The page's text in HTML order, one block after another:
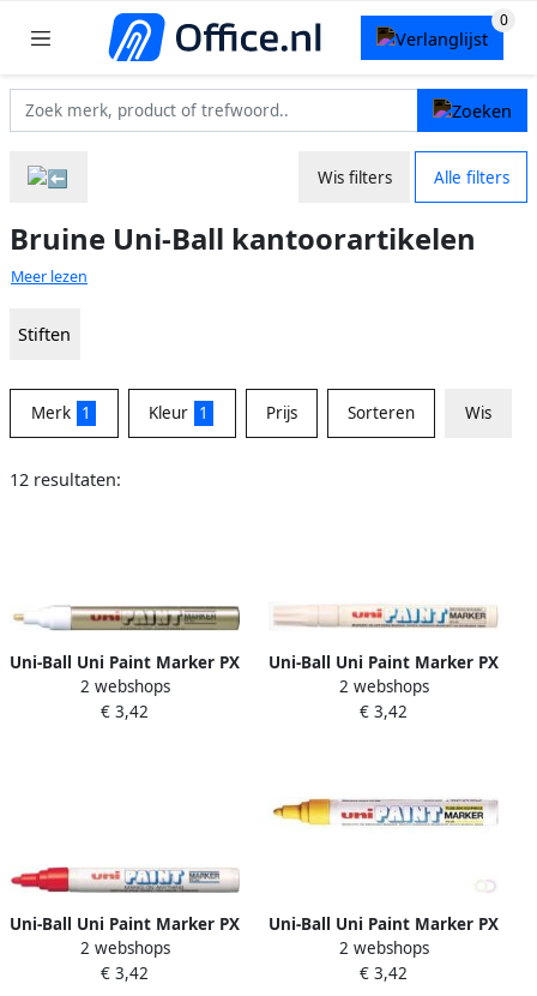
Wis filters Alle filters
Bruine Uni-Ball kantoorartikelen
Meer lezen
Stiften
Merk 1 Kleur 1 Prijs Sorteren Wis
12 resultaten:
Uni-Ball Uni Paint Marker PX
20 goud
2 webshops
€ 3,42
Uni-Ball Uni Paint Marker PX
20 wit
2 webshops
€ 3,42
Uni-Ball Uni Paint Marker PX
20 rood
2 webshops
€ 3,42
Uni-Ball Uni Paint Marker PX
20 geel
2 webshops
€ 3,42